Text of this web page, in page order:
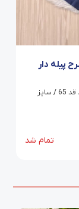
پیله دار
دامن پیله دار بدون کمربند قد 65 / سایز M /
تمام شد